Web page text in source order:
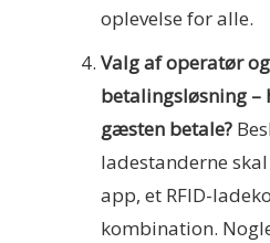
oplevelse for alle.
Valg af operatør og
betalingsløsning –
gæsten betale?
ladestanderne
app, et RFID-
kombination.